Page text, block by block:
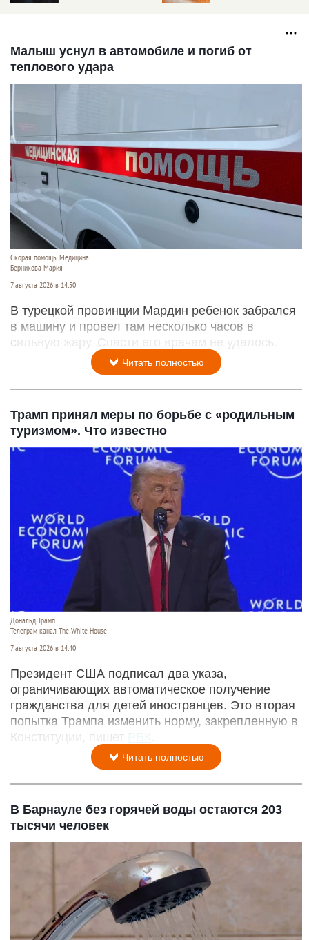
Малыш уснул в автомобиле и погиб от
теплового удара
Скорая помощь. Медицина.
Берникова Мария
7 августа 2026 в 14:50
В турецкой провинции Мардин ребенок забрался
в машину и провел там несколько часов в
сильную жару. Спасти его врачам не удалось.
Читать полностью
Трамп принял меры по борьбе с «родильным
туризмом». Что известно
Дональд Трамп.
Телеграм-канал The White House
7 августа 2026 в 14:40
Президент США подписал два указа,
ограничивающих автоматическое получение
гражданства для детей иностранцев. Это вторая
попытка Трампа изменить норму, закрепленную в
Конституции, пишет РБК
Читать полностью
В Барнауле без горячей воды остаются 203
тысячи человек